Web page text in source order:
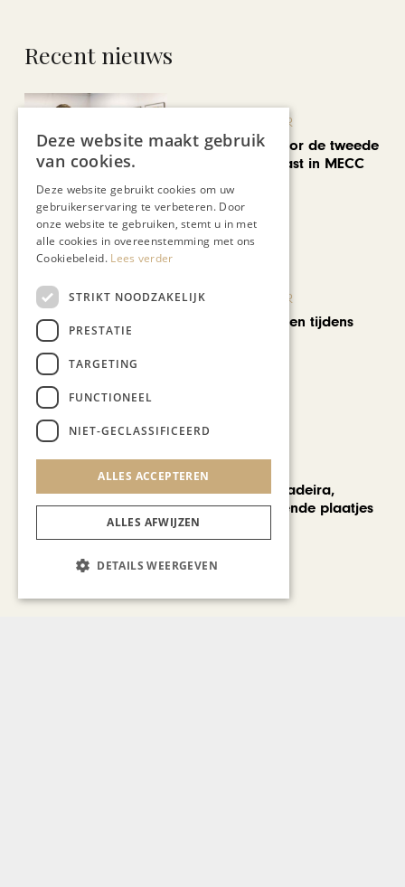
Recent nieuws
KUNST & CULTUUR
EuropArtFair voor de tweede
keer op rij te gast in MECC
KUNST & CULTUUR
Wereldse beelden tijdens
Een week op Madeira,
voorbij de bekende plaatjes
Deze website maakt gebruik
van cookies.
Deze website gebruikt cookies om uw
gebruikerservaring te verbeteren. Door
onze website te gebruiken, stemt u in met
alle cookies in overeenstemming met ons
Cookiebeleid. Lees verder
STRIKT NOODZAKELIJK
PRESTATIE
TARGETING
FUNCTIONEEL
NIET-GECLASSIFICEERD
ALLES ACCEPTEREN
ALLES AFWIJZEN
DETAILS WEERGEVEN